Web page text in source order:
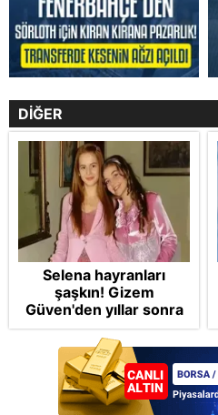
DİĞER
Selena hayranları
şaşkın! Gizem
Güven'den yıllar sonra
gelen Cansu Demirci
itirafı! "Konuşmuyoruz"